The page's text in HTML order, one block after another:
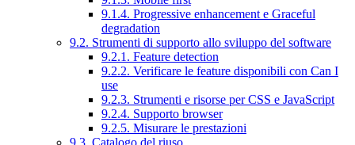
9.1.4. Progressive enhancement e Graceful
degradation
9.2. Strumenti di supporto allo sviluppo del software
9.2.1. Feature detection
9.2.2. Verificare le feature disponibili con Can I
use
9.2.3. Strumenti e risorse per CSS e JavaScript
9.2.4. Supporto browser
9.2.5. Misurare le prestazioni
9.3. Catalogo del riuso